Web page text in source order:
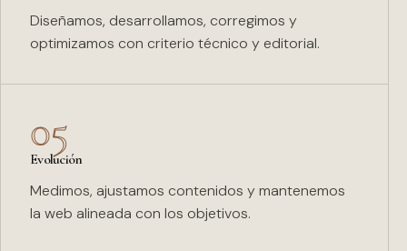
Diseñamos, desarrollamos, corregimos y
optimizamos con criterio técnico y editorial.
05
Evolución
Medimos, ajustamos contenidos y mantenemos
la web alineada con los objetivos.